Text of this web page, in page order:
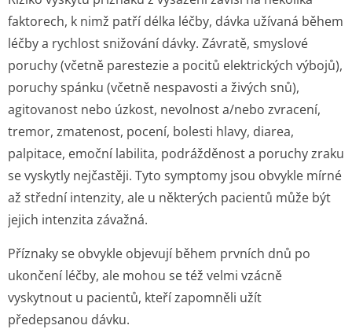
faktorech, k nimž patří délka léčby, dávka užívaná během
léčby a rychlost snižování dávky. Závratě, smyslové
poruchy (včetně parestezie a pocitů elektrických výbojů),
poruchy spánku (včetně nespavosti a živých snů),
agitovanost nebo úzkost, nevolnost a/nebo zvracení,
tremor, zmatenost, pocení, bolesti hlavy, diarea,
palpitace, emoční labilita, podrážděnost a poruchy zraku
se vyskytly nejčastěji. Tyto symptomy jsou obvykle mírné
až střední intenzity, ale u některých pacientů může být
jejich intenzita závažná.
Příznaky se obvykle objevují během prvních dnů po
ukončení léčby, ale mohou se též velmi vzácně
vyskytnout u pacientů, kteří zapomněli užít
předepsanou dávku.